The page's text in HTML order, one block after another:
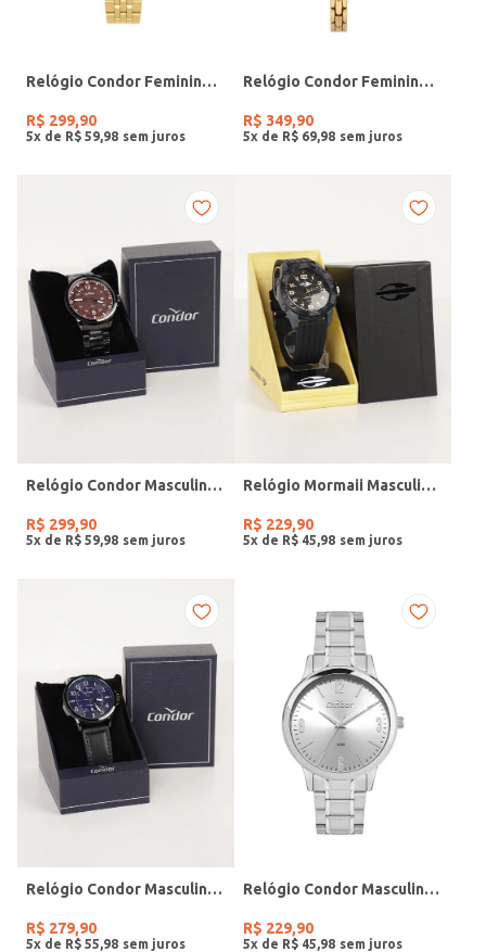
Relógio Condor Feminino DOURADO
R$ 299,90
5x de R$ 59 98
Relógio Condor Feminino DOURADO
R$ 349,90
5x de R$ 69 98
Relógio Condor Masculino PRETO
R$ 299,90
5x de R$ 59 98
Relógio Mormaii Masculino PRETO
R$ 229,90
5x de R$ 45 98
Relógio Condor Masculino PRETO
R$ 279,90
5x de R$ 55 98
Relógio Condor Masculino PRATA
R$ 229,90
5x de R$ 45 98